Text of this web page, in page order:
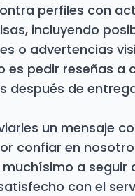
perfiles con
incluyendo
o advertencias
es pedir reseñas a
después de
un mensaje
confiar en
a seguir
con el